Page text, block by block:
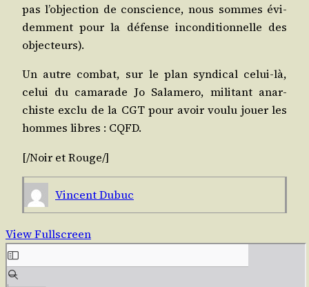
pas l’objection de conscience, nous sommes évi­
dem­ment pour la défense incon­di­tion­nelle des
objecteurs).
Un autre com­bat, sur le plan syn­di­cal celui-là,
celui du cama­rade Jo Sala­me­ro, mili­tant anar­
chiste exclu de la CGT pour avoir vou­lu jouer les
hommes libres : CQFD.
[/​Noir et Rouge/​]
Vincent Dubuc
View Fullscreen